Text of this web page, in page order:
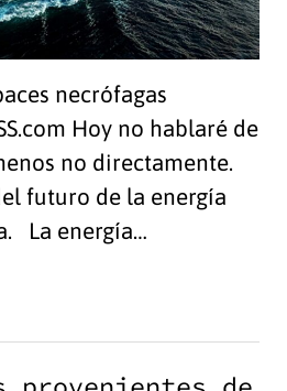
necrófagas
Hoy no hablaré de
no directamente.
futuro de la energía
La energía…